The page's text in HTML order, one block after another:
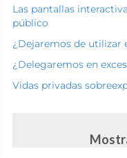
Las pantallas
público
¿Dejaremos de utilizar
¿Delegaremos en
Vidas privadas